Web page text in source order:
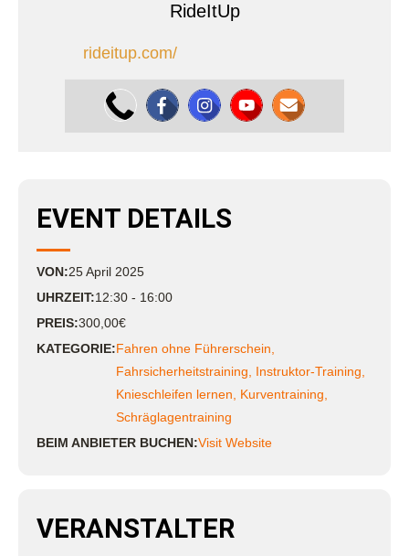
RideItUp
rideitup.com/
EVENT DETAILS
VON:25April 2025
UHRZEIT:12:30 - 16:00
PREIS:300,00€
KATEGORIE:Fahren ohne Führerschein
Fahrsicherheitstraining
Instruktor-Training
Knieschleifen lernen
Kurventraining
Schräglagentraining
BEIM ANBIETER BUCHEN:Visit Website
VERANSTALTER